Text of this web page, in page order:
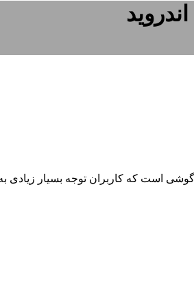
است که کاربران توجه بسیار زیادی